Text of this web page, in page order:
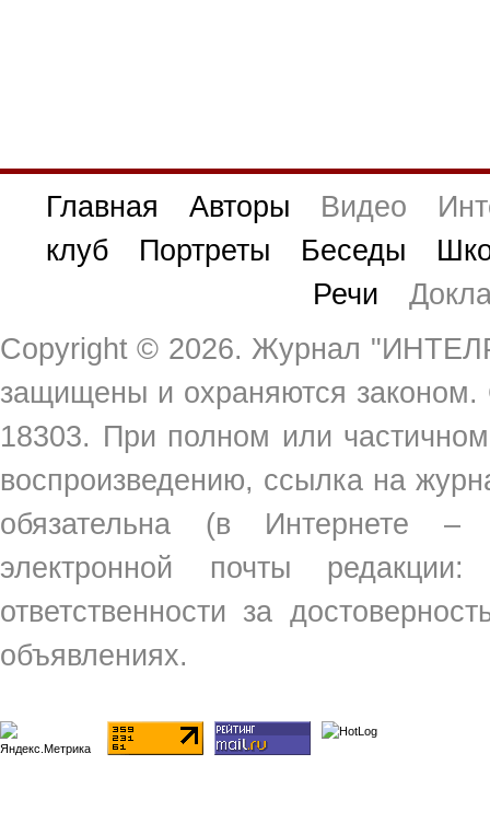
Главная Авторы Видео
клуб
Портреты Беседы
Речи
Copyright © 2026. Журнал
защищены и охраняются
18303. При полном или
воспроизведению, ссылка на
обязательна (в Интернете
электронной почты
ответственности за
объявлениях.